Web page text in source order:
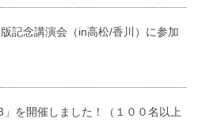
記念講演会（in高松/香川）に参加
」を開催しました！（１００名以上